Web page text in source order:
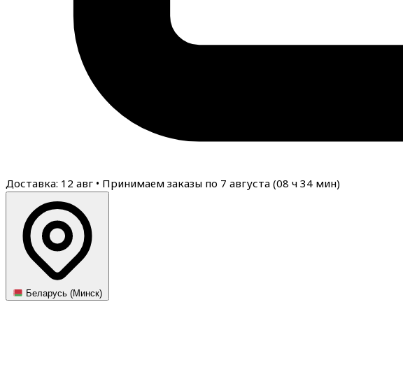
Доставка: 12 авг • Принимаем заказы по 7 августа (08 ч 34 мин)
Беларусь (Минск)